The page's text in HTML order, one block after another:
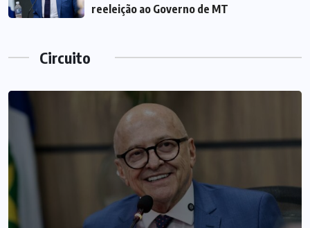
reeleição ao Governo de MT
Circuito